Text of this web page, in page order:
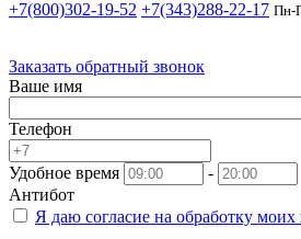
+7(800)302-19-52 +7(343)288-22-17 Пн-
Заказать обратный звонок
Ваше имя
Телефон
Удобное время
-
Антибот
Я даю согласие на обработку